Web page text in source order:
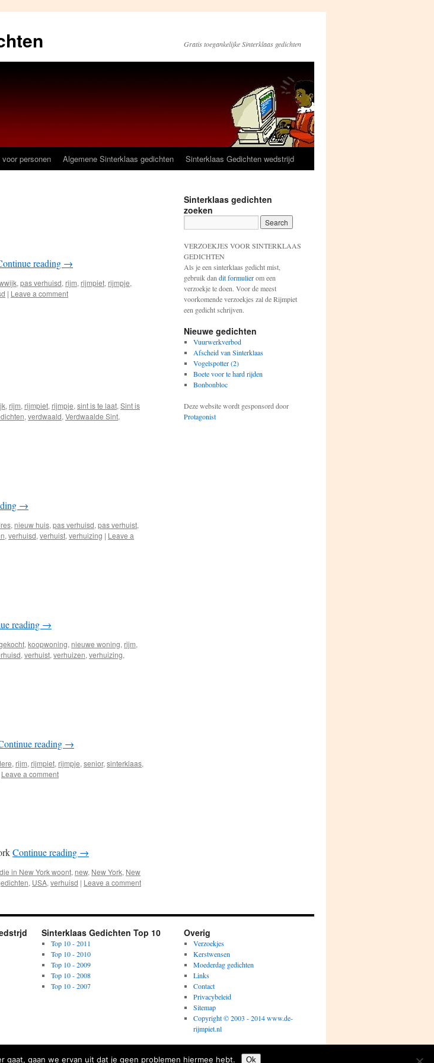
Gratis toegankelijke Sinterklaas gedichten
personen Algemene Sinterklaas gedichten Sinterklaas Gedichten wedstrijd
reading →
, pas verhuisd, rijm, rijmpiet, rijmpje,
| Leave a comment
, rijm, rijmpiet, rijmpje, sint is te laat, Sint is
, verdwaald, Verdwaalde Sint,
→
, nieuw huis, pas verhuisd, pas verhuist,
, verhuisd, verhuist, verhuizing | Leave a
reading →
, koopwoning, nieuwe woning, rijm,
, verhuist, verhuizen, verhuizing,
reading →
, rijm, rijmpiet, rijmpje, senior, sinterklaas,
Leave a comment
Continue reading →
in New York woont, new, New York, New
, USA, verhuisd | Leave a comment
Sinterklaas gedichten
zoeken
VERZOEKJES VOOR SINTERKLAAS
GEDICHTEN
Als je een sinterklaas gedicht mist,
gebruik dan dit formulierom een
verzoekje te doen. Voor de meest
voorkomende verzoekjes zal de Rijmpiet
een gedicht schrijven.
Nieuwe gedichten
Vuurwerkverbod
Afscheid van Sinterklaas
Vogelspotter (2)
Boete voor te hard rijden
Bonbonbloc
Deze website wordt gesponsord door
Protagonist
Sinterklaas Gedichten Top 10
Top 10 - 2011
Top 10 - 2010
Top 10 - 2009
Top 10 - 2008
Top 10 - 2007
Overig
Verzoekjes
Kerstwensen
Moederdag gedichten
Links
Contact
Privacybeleid
Sitemap
Copyright © 2003 - 2014 www.de-
rijmpiet.nl
gaat, gaan we ervan uit dat je geen problemen hiermee hebt.
Ok